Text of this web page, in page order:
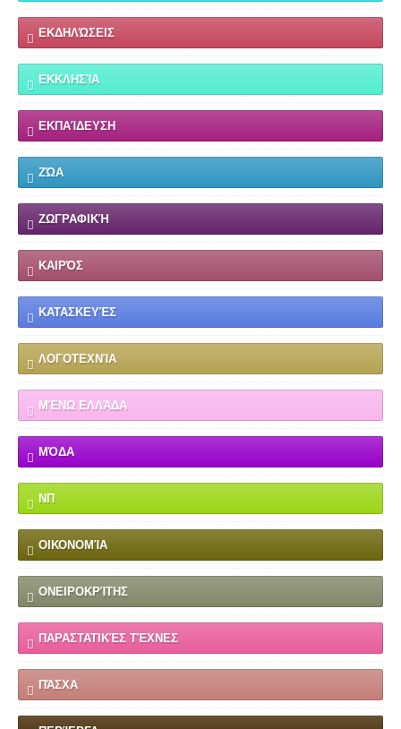
ΕΚΔΗΛΏΣΕΙΣ
ΕΚΚΛΗΣΊΑ
ΕΚΠΑΊΔΕΥΣΗ
ΖΏΑ
ΖΩΓΡΑΦΙΚΉ
ΚΑΙΡΌΣ
ΚΑΤΑΣΚΕΥΈΣ
ΛΟΓΟΤΕΧΝΊΑ
ΜΈΝΩ ΕΛΛΆΔΑ
ΜΌΔΑ
ΝΠ
ΟΙΚΟΝΟΜΊΑ
ΟΝΕΙΡΟΚΡΊΤΗΣ
ΠΑΡΑΣΤΑΤΙΚΈΣ ΤΈΧΝΕΣ
ΠΆΣΧΑ